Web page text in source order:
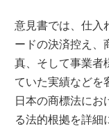
意見書では、仕入
ードの決済控え、
真、そして事業者
ていた実績などを
日本の商標法にお
る法的根拠を詳細